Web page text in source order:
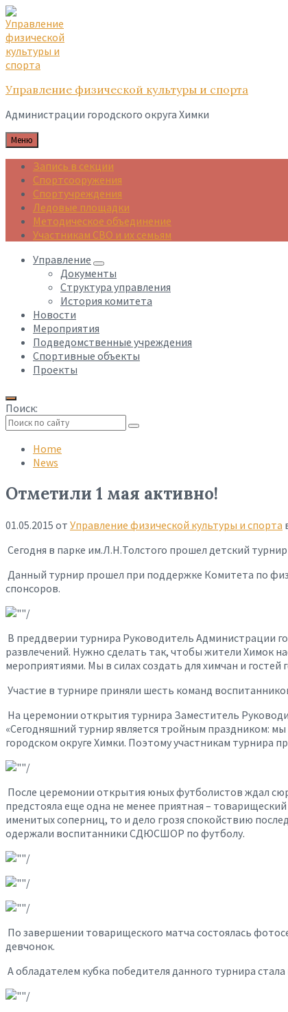
Skip
to
content
Skip
to
main
navigation
Skip
to
footer
Управление физической культуры и спорта
Администрации городского округа Химки
Меню
Запись в секции
Спортсооружения
Спортучреждения
Ледовые площадки
Методическое объединение
Участникам СВО и их семьям
Управление
Документы
Структура управления
История комитета
Новости
Мероприятия
Подведомственные учреждения
Спортивные объекты
Проекты
Поиск:
search
Home
News
Отметили 1 мая активно!
01.05.2015 от Управление физической культуры и спорта
Сегодня в парке им.Л.Н.Толстого прошел детский
Данный турнир прошел при поддержке Комитета по
спонсоров.
В преддверии турнира Руководитель Администрации
развлечений. Нужно сделать так, чтобы жители Химок
мероприятиями. Мы в силах создать для химчан и
Участие в турнире приняли шесть команд
На церемонии открытия турнира Заместитель
«Сегодняшний турнир является тройным праздником:
городском округе Химки. Поэтому участникам турнира
После церемонии открытия юных футболистов ждал
предстояла еще одна не менее приятная –
именитых соперниц, то и дело грозя спокойствию
одержали воспитанники СДЮСШОР по футболу.
По завершении товарищеского матча состоялась
девчонок.
А обладателем кубка победителя данного турнира